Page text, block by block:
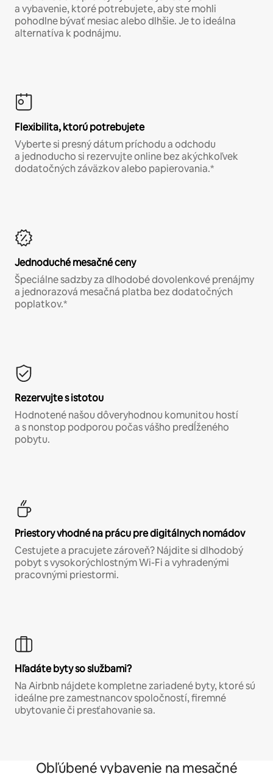
a vybavenie, ktoré potrebujete, aby ste mohli
pohodlne bývať mesiac alebo dlhšie. Je to ideálna
alternatíva k podnájmu.
Flexibilita, ktorú potrebujete
Vyberte si presný dátum príchodu a odchodu
a jednoducho si rezervujte online bez akýchkoľvek
dodatočných záväzkov alebo papierovania.*
Jednoduché mesačné ceny
Špeciálne sadzby za dlhodobé dovolenkové prenájmy
a jednorazová mesačná platba bez dodatočných
poplatkov.*
Rezervujte s istotou
Hodnotené našou dôveryhodnou komunitou hostí
a s nonstop podporou počas vášho predĺženého
pobytu.
Priestory vhodné na prácu pre digitálnych nomádov
Cestujete a pracujete zároveň? Nájdite si dlhodobý
pobyt s vysokorýchlostným Wi-Fi a vyhradenými
pracovnými priestormi.
Hľadáte byty so službami?
Na Airbnb nájdete kompletne zariadené byty, ktoré sú
ideálne pre zamestnancov spoločností, firemné
ubytovanie či presťahovanie sa.
Obľúbené vybavenie na mesačné